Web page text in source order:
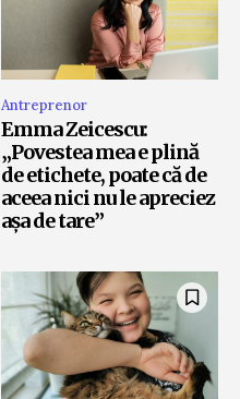
Antreprenor
Emma Zeicescu:
„Povestea mea e plină
de etichete, poate că de
aceea nici nu le apreciez
așa de tare”